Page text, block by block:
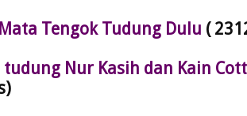
Tengok Tudung Dulu (
Nur Kasih dan Kain